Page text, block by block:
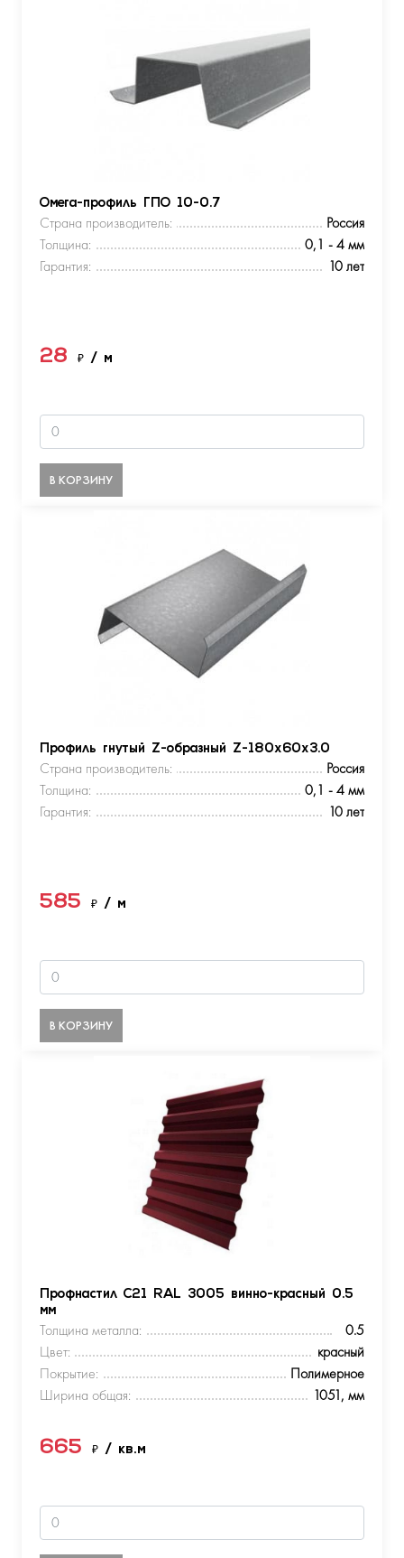
Омега-профиль ГПО 10-0.7
Страна производитель:
Россия
Толщина:
0,1 - 4 мм
Гарантия:
10 лет
28 ₽ / м
В КОРЗИНУ
Профиль гнутый Z-образный Z-180х60х3.0
Страна производитель:
Россия
Толщина:
0,1 - 4 мм
Гарантия:
10 лет
585 ₽ / м
В КОРЗИНУ
Профнастил С21 RAL 3005 винно-красный 0.5
мм
Толщина металла:
0.5
Цвет:
красный
Покрытие:
Полимерное
Ширина общая:
1051, мм
665 ₽ / кв.м